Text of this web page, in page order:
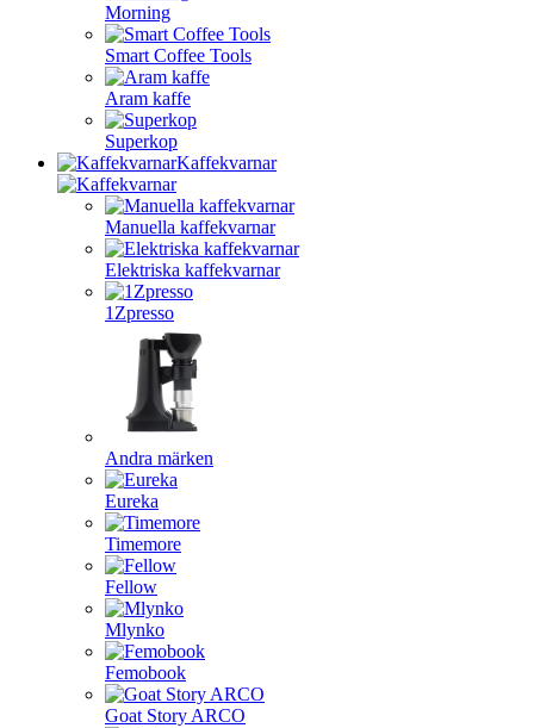
Morning
Smart Coffee Tools
Aram kaffe
Superkop
Kaffekvarnar
Manuella kaffekvarnar
Elektriska kaffekvarnar
1Zpresso
Andra märken
Eureka
Timemore
Fellow
Mlynko
Femobook
Goat Story ARCO